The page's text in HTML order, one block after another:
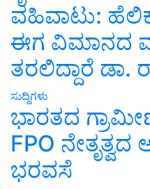
ವಹಿವಾಟು:
ಈಗ ವಿಮಾನದ
ತರಲಿದ್ದಾರೆ ಡಾ.
ಸುದ್ದಿಗಳು
ಭಾರತದ
FPO
ಭರವಸೆ